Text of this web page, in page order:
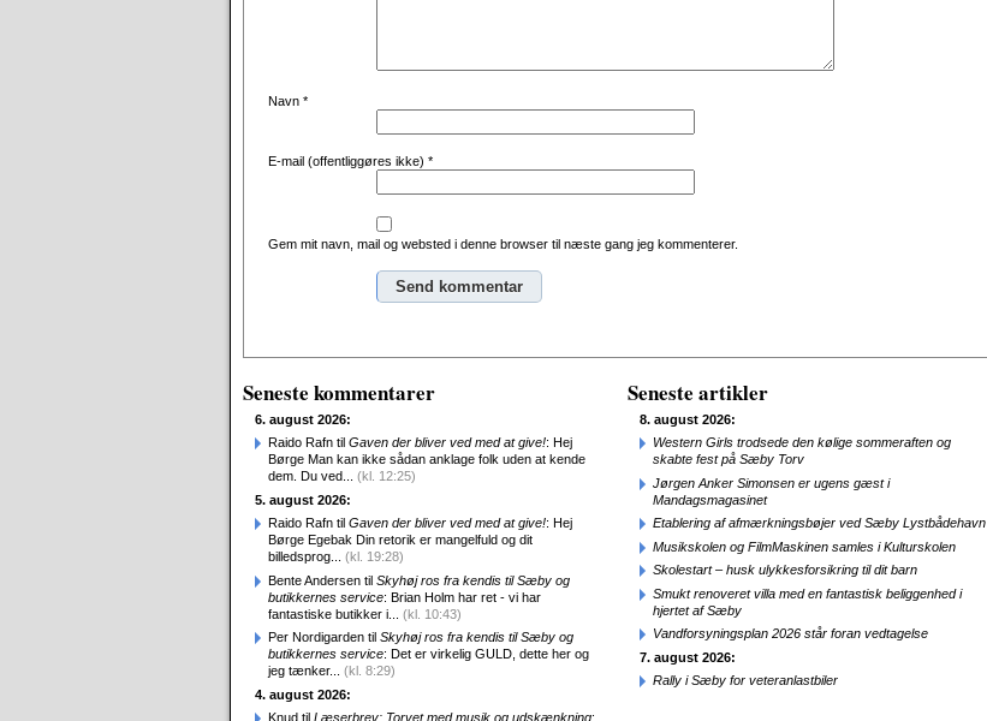
Navn *
E-mail (offentliggøres ikke) *
Gem mit navn, mail og websted i denne browser til næste gang jeg kommenterer.
Seneste kommentarer
6. august 2026:
Raido Rafn til Gaven der bliver ved med at give!: Hej
Børge Man kan ikke sådan anklage folk uden at kende
dem. Du ved... (kl. 12:25)
5. august 2026:
Raido Rafn til Gaven der bliver ved med at give!: Hej
Børge Egebak Din retorik er mangelfuld og dit
billedsprog... (kl. 19:28)
Bente Andersen til Skyhøj ros fra kendis til Sæby og
butikkernes service: Brian Holm har ret - vi har
fantastiske butikker i... (kl. 10:43)
Per Nordigarden til Skyhøj ros fra kendis til Sæby og
butikkernes service: Det er virkelig GULD, dette her og
jeg tænker... (kl. 8:29)
4. august 2026:
Knud til Læserbrev: Torvet med musik og udskænkning:
Seneste artikler
8. august 2026:
Western Girls trodsede den kølige sommeraften og
skabte fest på Sæby Torv
Jørgen Anker Simonsen er ugens gæst i
Mandagsmagasinet
Etablering af afmærkningsbøjer ved Sæby Lystbådehavn
Musikskolen og FilmMaskinen samles i Kulturskolen
Skolestart – husk ulykkesforsikring til dit barn
Smukt renoveret villa med en fantastisk beliggenhed i
hjertet af Sæby
Vandforsyningsplan 2026 står foran vedtagelse
7. august 2026:
Rally i Sæby for veteranlastbiler